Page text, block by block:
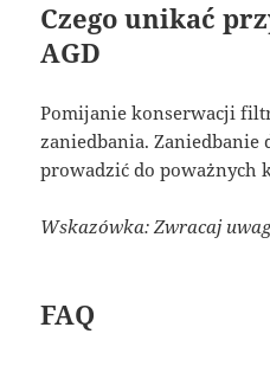
Czego unikać
AGD
Pomijanie konserwacji
zaniedbania. Zaniedbanie
prowadzić do poważnych
Wskazówka: Zwracaj
FAQ